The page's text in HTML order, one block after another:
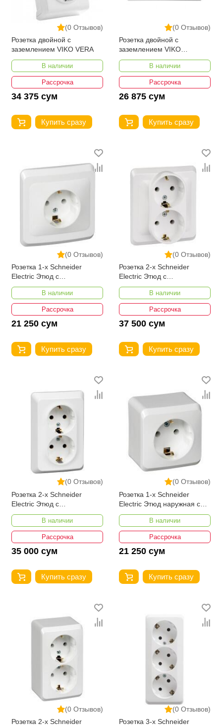
(0 Отзывов)
Розетка двойной с
заземлением VIKO VERA
В наличии
Рассрочка
34 375 сум
Купить сразу
(0 Отзывов)
Розетка двойной с
заземлением VIKO
LINNERA
В наличии
Рассрочка
26 875 сум
Купить сразу
(0 Отзывов)
Розетка 1-х Schneider
Electric Этюд с
заземлением без шторок
16А 250В В наличии
Рассрочка
21 250 сум
Купить сразу
(0 Отзывов)
Розетка 2-х Schneider
Electric Этюд с
заземлением без шторок
16А 250В В наличии
Рассрочка
37 500 сум
Купить сразу
(0 Отзывов)
Розетка 2-х Schneider
Electric Этюд с
заземлением без шторок
16А 250В В наличии
Рассрочка
35 000 сум
Купить сразу
(0 Отзывов)
Розетка 1-х Schneider
Electric Этюд наружная с
заземлением без шторок
16А 250В В наличии
Рассрочка
21 250 сум
Купить сразу
(0 Отзывов)
Розетка 2-х Schneider
(0 Отзывов)
Розетка 3-х Schneider